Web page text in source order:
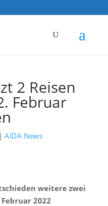
2 Reisen
Februar
| AIDA News
weitere zwei
2022